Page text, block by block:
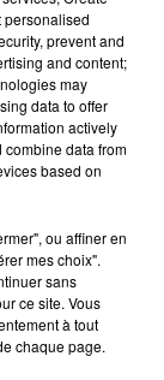
TOUL MAHNA SAWA
Hana Yousry
personalised
prevent and
and content;
may
data to offer
actively
data from
based on
ou affiner en
mes choix".
sans
ce site. Vous
à tout
chaque page.